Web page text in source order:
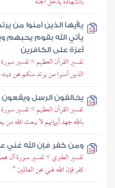
ياأيها الذين آمنوا
يأتي الله بقوم يحبهم
أعزة على الكافرين
تفسير القرآن العظيم > تفسير سورة
الذين آمنوا من يرتد منكم عن
يخالفون الرسل ويقعون
تفسير القرآن العظيم > تفسير
بالله جهد أيمانهم لا يبعث الله
ومن كفر فإن الله غني
تفسير الطبري > تفسير سورة آل
كفر فإن الله غني عن العالمين "